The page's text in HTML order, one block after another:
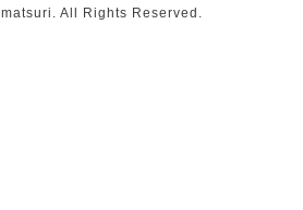
. All Rights Reserved.